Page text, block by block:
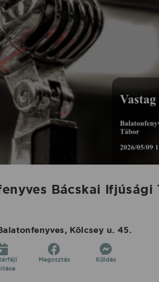
Bácskai Ifjúsági
Kölcsey u. 45.
Megosztás Küldés